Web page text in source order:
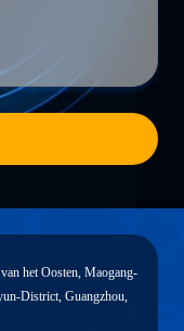
het Oosten, Maogang-
District, Guangzhou,